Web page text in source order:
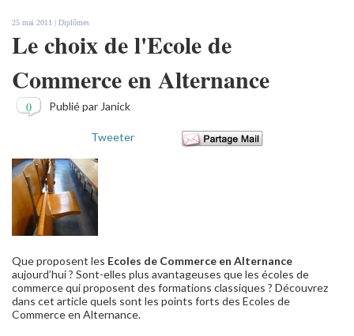
25 mai 2011 | Diplômes
Le choix de l'Ecole de
Commerce en Alternance
Publié par Janick
0
Tweeter
Que proposent les Ecoles de Commerce en Alternance
aujourd’hui ? Sont-elles plus avantageuses que les écoles de
commerce qui proposent des formations classiques ? Découvrez
dans cet article quels sont les points forts des Ecoles de
Commerce en Alternance.